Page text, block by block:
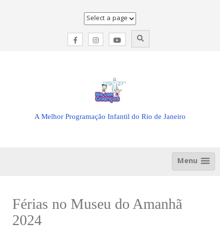
A Melhor Programação Infantil do Rio de Janeiro
Menu
Férias no Museu do Amanhã
2024